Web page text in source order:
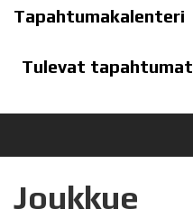
Tapahtumakalenteri
Tulevat tapahtumat
Joukkue